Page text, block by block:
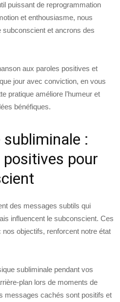
puissant de reprogrammation
et enthousiasme, nous
et ancrons des
aux paroles positives et
jour avec conviction, en vous
pratique améliore l’humeur et
bénéfiques.
:
pour
des messages subtils qui
influencent le subconscient. Ces
objectifs, renforcent notre état
subliminale pendant vos
plan lors de moments de
messages cachés sont positifs et